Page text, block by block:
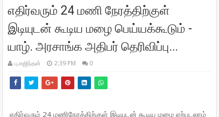
எதிர்வரும் 24 மணி நேரத்திற்குள்
இடியுடன் கூடிய மழை பெய்யக்கூடும் -
யாழ். அரசாங்க அதிபர் தெரிவிப்பு...
பு.கஜிந்தன் 2:39 PM 0
எதிர்வரும் 24 மணிநேரத்திற்குள் இடியுடன் கூடிய மழை ஏற்படலாம்